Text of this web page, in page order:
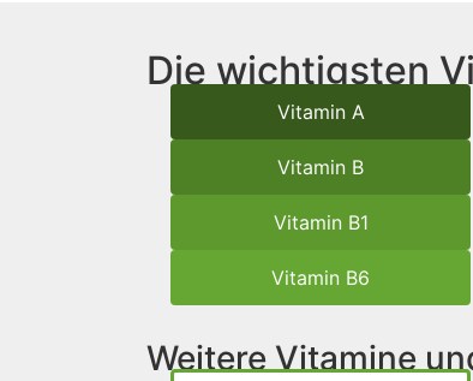
Die wichtigsten
Vitamin A
Vitamin B
Vitamin B1
Vitamin B6
Weitere Vitamine